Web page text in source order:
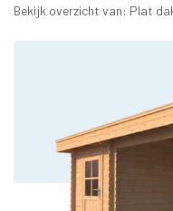
Bekijk overzicht van: Plat